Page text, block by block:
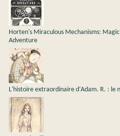
Horten's Miraculous Mechanisms:
Adventure
L'histoire extraordinaire d'Adam. R. : le